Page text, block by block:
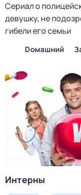
Сериал о
девушку, не
гибели его семьи
Dомашний
Интерны